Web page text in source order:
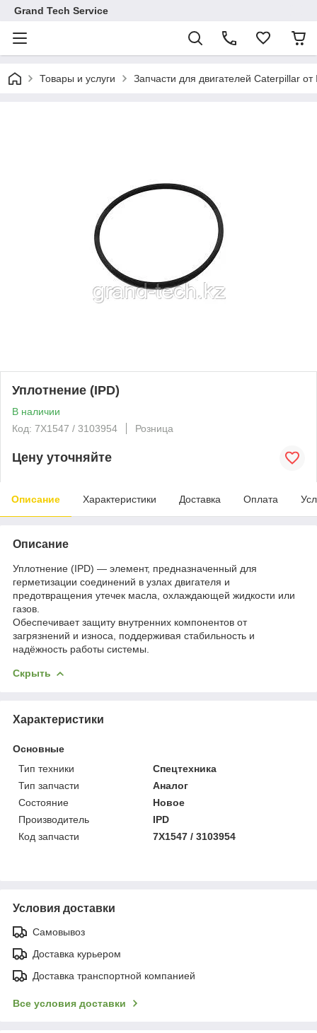
Grand Tech Service
Товары и услуги Запчасти для двигателей Caterpillar от
Уплотнение (IPD)
В наличии
Код: 7X1547 / 3103954
Розница
Цену уточняйте
Описание Характеристики Доставка Оплата
Описание
Уплотнение (IPD) — элемент, предназначенный для
герметизации соединений в узлах двигателя и
предотвращения утечек масла, охлаждающей жидкости или
газов.
Обеспечивает защиту внутренних компонентов от
загрязнений и износа, поддерживая стабильность и
надёжность работы системы.
Скрыть
Характеристики
Основные
Тип техники
Спецтехника
Тип запчасти
Аналог
Состояние
Новое
Производитель
IPD
Код запчасти
7X1547 / 3103954
Условия доставки
Самовывоз
Доставка курьером
Доставка транспортной компанией
Все условия доставки